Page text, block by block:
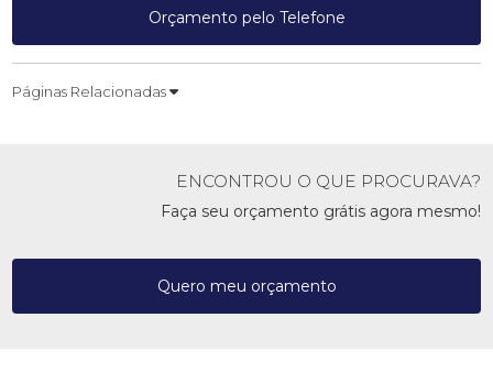
Orçamento pelo Telefone
Páginas Relacionadas
ENCONTROU O QUE PROCURAVA?
Faça seu orçamento grátis agora mesmo!
Quero meu orçamento